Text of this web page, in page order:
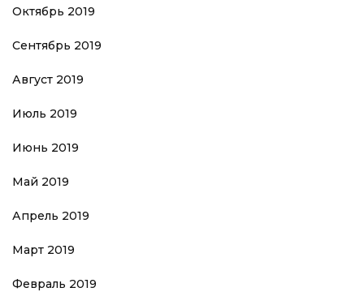
Октябрь 2019
Сентябрь 2019
Август 2019
Июль 2019
Июнь 2019
Май 2019
Апрель 2019
Март 2019
Февраль 2019